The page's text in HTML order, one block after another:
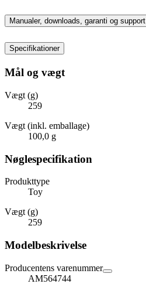
Manualer, downloads, garanti og support
Specifikationer
Mål og vægt
Vægt (g)
259
Vægt (inkl. emballage)
100,0 g
Nøglespecifikation
Produkttype
Toy
Vægt (g)
259
Modelbeskrivelse
Producentens varenummer
AM564744